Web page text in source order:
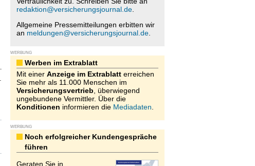
redaktion@versicherungsjournal.de.
Allgemeine Pressemitteilungen erbitten wir
an meldungen@versicherungsjournal.de.
WERBUNG
Werben im Extrablatt
Mit einer Anzeige im Extrablatterreichen
Sie mehr als 11.000 Menschen im
Versicherungsvertrieb , überwiegend
ungebundene Vermittler. Über die
Konditionen informieren die Mediadaten
WERBUNG
Noch erfolgreicher Kundengespräche
führen
Geraten Sie in